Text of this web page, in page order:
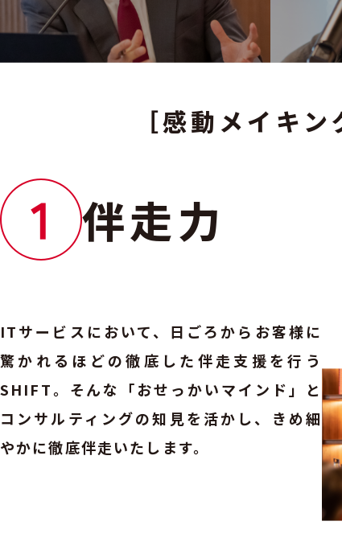
［感動メイキ
伴走力
ITサービスにおいて、日ごろからお客様に
驚かれるほどの徹底した伴走支援を行う
SHIFT。そんな「おせっかいマインド」と
コンサルティングの知見を活かし、きめ細
やかに徹底伴走いたします。